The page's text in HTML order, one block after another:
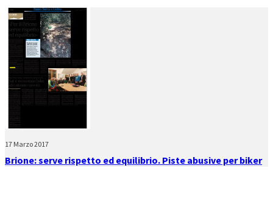
17 Marzo 2017
Brione: serve rispetto ed equilibrio. Piste abusive per biker